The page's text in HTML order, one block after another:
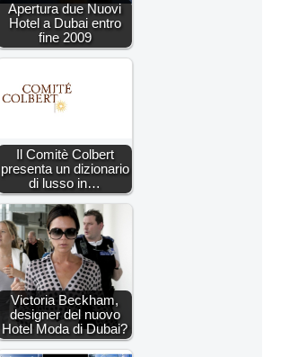
Apertura due Nuovi
Hotel a Dubai entro
fine 2009
Il Comitè Colbert
presenta un dizionario
di lusso in…
Victoria Beckham,
designer del nuovo
Hotel Moda di Dubai?